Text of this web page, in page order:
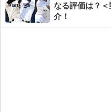
なる評価は？
介！